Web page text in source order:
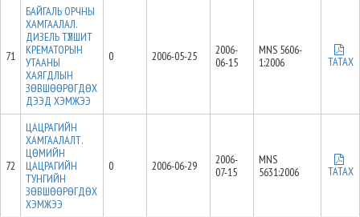
71
БАЙГАЛЬ ОРЧНЫ
ХАМГААЛАЛ.
ДИЗЕЛЬ ТҮЛШИТ
КРЕМАТОРЫН
УТААНЫ
ХАЯГДЛЫН
ЗӨВШӨӨРӨГДӨХ
ДЭЭД ХЭМЖЭЭ
0 2006-05-25
2006-
06-15
MNS 5606-
1:2006
ТАТАХ
72
ЦАЦРАГИЙН
ХАМГААЛАЛТ.
ЦӨМИЙН
ЦАЦРАГИЙН
ТУНГИЙН
ЗӨВШӨӨРӨГДӨХ
ХЭМЖЭЭ
0 2006-06-29
2006-
07-15
MNS
5631:2006
ТАТАХ